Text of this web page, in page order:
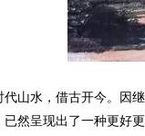
水，借古开今。因继
已然呈现出了一种更好